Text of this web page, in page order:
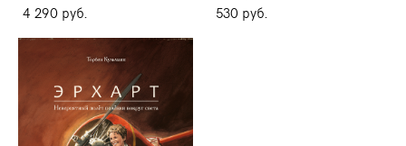
4 290 pуб.
530 pуб.